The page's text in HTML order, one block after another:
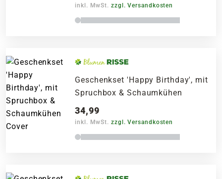
inkl. MwSt. zzgl. Versandkosten
Geschenkset 'Happy Birthday', mit
Spruchbox & Schaumkühen
34,99
inkl. MwSt. zzgl. Versandkosten